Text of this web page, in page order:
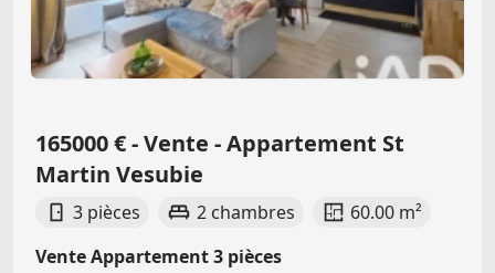
165000 € - Vente - Appartement St
Martin Vesubie
3 pièces 2 chambres
60.00 m²
Vente Appartement 3 pièces